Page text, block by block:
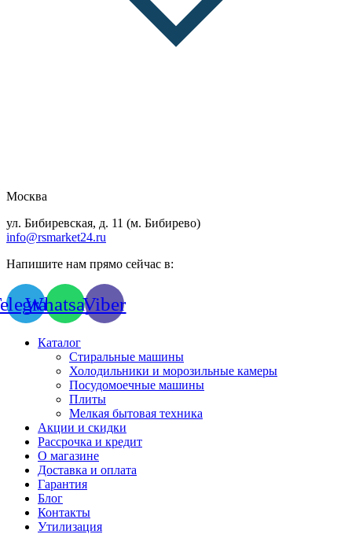
Москва
ул. Бибиревская, д. 11 (м. Бибирево)
info@rsmarket24.ru
Напишите нам прямо сейчас в:
WhatsappViber
Каталог
Стиральные машины
Холодильники и морозильные камеры
Посудомоечные машины
Плиты
Мелкая бытовая техника
Акции и скидки
Рассрочка и кредит
О магазине
Доставка и оплата
Гарантия
Блог
Контакты
Утилизация